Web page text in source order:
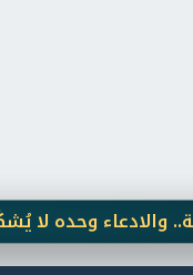
وحده لا يُشكّل جريمة